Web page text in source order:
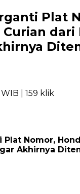
Plat
Curian dari
WIB | 159 klik
Nomor,
Akhirnya